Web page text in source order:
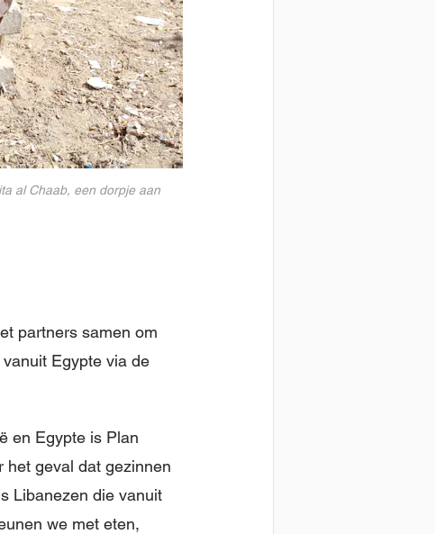
al Chaab, een dorpje aan
partners samen om
Egypte via de
en Egypte is Plan
het geval dat gezinnen
Libanezen die vanuit
we met eten,